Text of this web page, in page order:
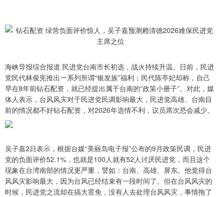
海峡导报综合报道 民进党台南市长初选，战火持续升温。日前，民进
党民代林俊宪推出一系列所谓“银发族”福利；民代陈亭妃却称，自己
早在8年前钻石配资，就已经提出属于台南的“政策小册子”。对此，媒
体人表示，台风风灾对于民进党民调影响最大，民进党高雄、台南目
前的情况都不好钻石配资，对2026年选情不利，议员席次恐会减少。
吴子嘉2日表示，根据台媒“美丽岛电子报”公布的9月政策民调，民进
党的负面评价52.1%，也就是100人就有52人讨厌民进党，而且这个
现象在台湾南部的情况更严重，譬如：台南、高雄、屏东。他觉得台
风风灾影响最大，因为台风已经结束有一段时间了。但在台风风灾的
时候，民进党之流却在搞大罢免，没有人去处理台风风灾，事情拖了